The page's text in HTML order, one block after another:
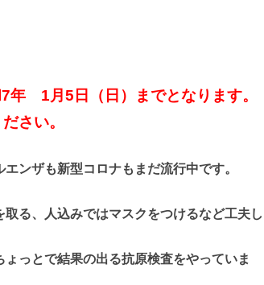
1月5日（日）までとなります。
さい。
ンザも新型コロナもまだ流行中です。
る、人込みではマスクをつけるなど工夫し
っとで結果の出る抗原検査をやっていま